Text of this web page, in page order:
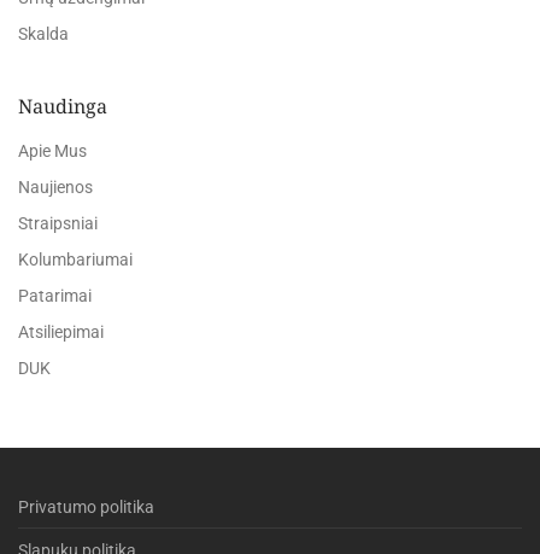
Skalda
Naudinga
Apie Mus
Naujienos
Straipsniai
Kolumbariumai
Patarimai
Atsiliepimai
DUK
Privatumo politika